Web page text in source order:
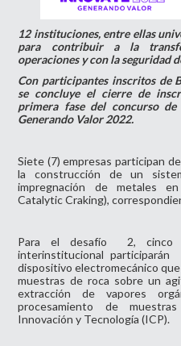
12 instituciones, entre ellas
para contribuir a la
operaciones y con la seguridad
Con participantes inscritos de
se concluye el cierre de
primera fase del concurso de
Generando Valor 2022.
Siete (7) empresas participan
la construcción de un
impregnación de metales
Catalytic Craking),
Para el desafío 2, cinco
interinstitucional
dispositivo electromecánico
muestras de roca sobre un
extracción de vapores
procesamiento de
Innovación y Tecnología (ICP).